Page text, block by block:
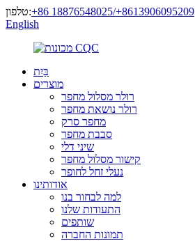
טלפון:‎+86 18876548025/+8613906095209
English
בַּיִת
מוצרים
רולר מסלול מחפר
רולר נושאת מחפר
מחפר סרק
סבבת מחפר
שיני דלי
קישור מסלול מחפר
נעלי זחל לחופר
אודותינו
למה לבחור בנו
התעודות שלנו
שותפים
תמונות החברה